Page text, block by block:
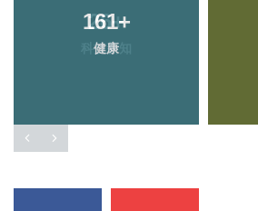
161+
健康